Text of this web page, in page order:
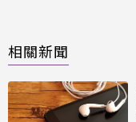
相關新聞